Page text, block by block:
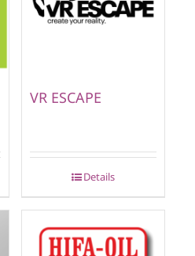
VR ESCAPE
Details